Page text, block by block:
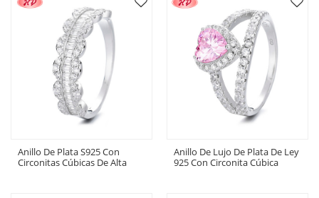
Impresionante
Anillo De Plata S925 Con
Circonitas Cúbicas De Alta
Anillo De Lujo De Plata De Ley
925 Con Circonita Cúbica